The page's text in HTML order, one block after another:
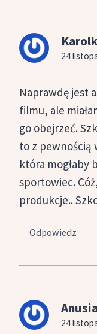
24
Naprawdę jest
filmu, ale
go obejrzeć.
to z pewnością
która mogłaby
sportowiec.
produkcje..
Odpowiedz
24